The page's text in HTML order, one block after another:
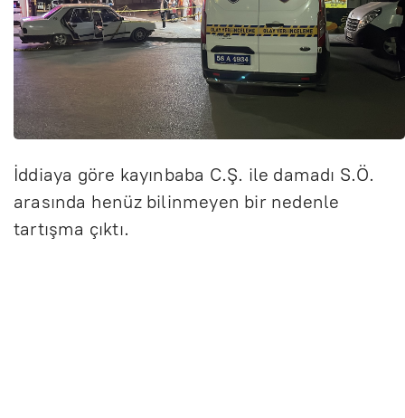
İddiaya göre kayınbaba C.Ş. ile damadı S.Ö.
arasında henüz bilinmeyen bir nedenle
tartışma çıktı.